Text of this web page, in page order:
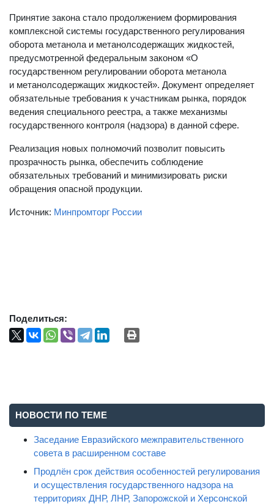
Принятие закона стало продолжением формирования
комплексной системы государственного регулирования
оборота метанола и метанолсодержащих жидкостей,
предусмотренной федеральным законом «О
государственном регулировании оборота метанола
и метанолсодержащих жидкостей». Документ определяет
обязательные требования к участникам рынка, порядок
ведения специального реестра, а также механизмы
государственного контроля (надзора) в данной сфере.
Реализация новых полномочий позволит повысить
прозрачность рынка, обеспечить соблюдение
обязательных требований и минимизировать риски
обращения опасной продукции.
Источник: Минпромторг России
Поделиться:
НОВОСТИ ПО ТЕМЕ
Заседание Евразийского межправительственного
совета в расширенном составе
Продлён срок действия особенностей регулирования
и осуществления государственного надзора на
территориях ДНР, ЛНР, Запорожской и Херсонской